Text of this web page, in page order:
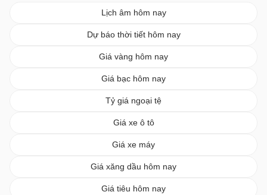
Lịch âm hôm nay
Dự báo thời tiết hôm nay
Giá vàng hôm nay
Giá bạc hôm nay
Tỷ giá ngoại tệ
Giá xe ô tô
Giá xe máy
Giá xăng dầu hôm nay
Giá tiêu hôm nay